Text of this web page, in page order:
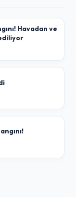
Havadan ve